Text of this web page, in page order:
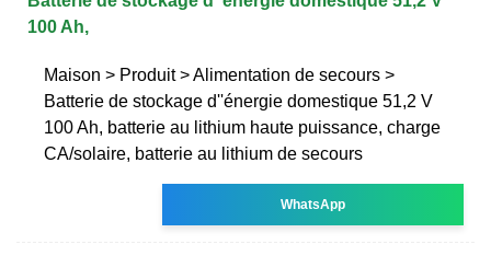
100 Ah,
Maison > Produit > Alimentation de secours >
Batterie de stockage d''énergie domestique 51,2 V
100 Ah, batterie au lithium haute puissance, charge
CA/solaire, batterie au lithium de secours
WhatsApp